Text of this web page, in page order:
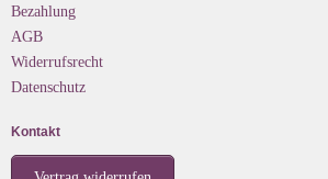
Bezahlung
AGB
Widerrufsrecht
Datenschutz
Kontakt